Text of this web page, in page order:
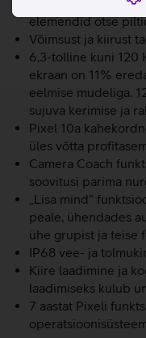
Tehisintellekt
elemendid otse
Võimsust ja kiirust
6,3-tolline kuni 120
ekraan on 11%
eelmise mudeliga.
sujuva kerimise ja
Pixel 10a
üles võtta
Camera Coach
soovitusi parima
„Lisa mind“
peale, ühendades
ühe grupist ja teise
IP68 vee- ja
Kiire laadimine ja
laadimiseks kulub
7 aastat Pixeli